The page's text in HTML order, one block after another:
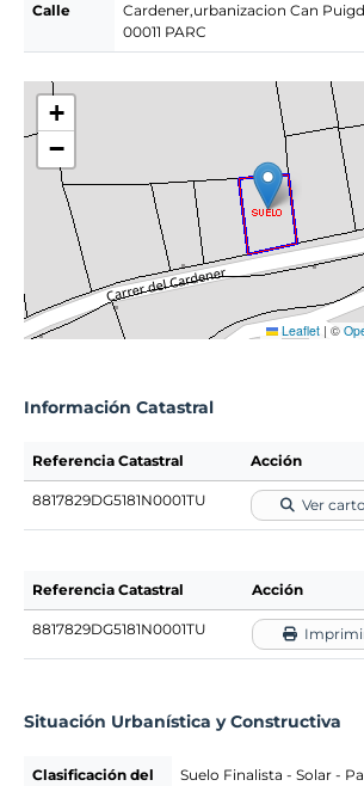
Calle
Cardener,urbanizacion Can
00011 PARC
+
−
Leaflet | ©
Información Catastral
Referencia Catastral Acción
8817829DG5181N0001TU Ver
Referencia Catastral Acción
8817829DG5181N0001TU Imprimir
Situación Urbanística y Constructiva
Clasificación del
Suelo Finalista - Solar -